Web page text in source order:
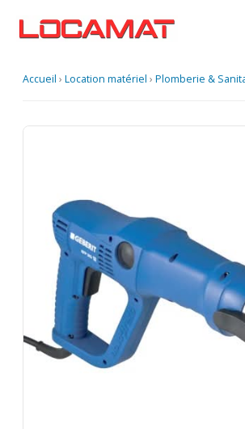
Accueil › Location matériel › Plomberie &